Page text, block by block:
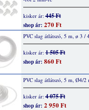
kisker ár:445 Ft
shop ár: 270 Ft
PVC slag átlátszó, 5 m, ø 3 /
kisker ár:1 505 Ft
shop ár: 860 Ft
PVC slag átlátszó, 5 m, Ø4/2
kisker ár:4 075 Ft
shop ár: 2 950 Ft